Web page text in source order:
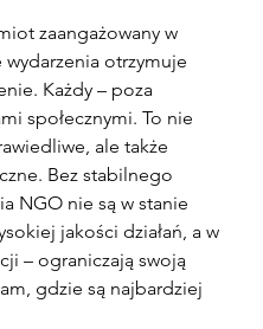
zaangażowany w
otrzymuje
Każdy – poza
społecznymi. To nie
ale także
Bez stabilnego
NGO nie są w stanie
jakości działań, a w
– ograniczają swoją
gdzie są najbardziej